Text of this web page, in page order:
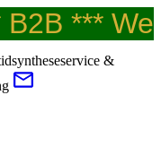
***
&